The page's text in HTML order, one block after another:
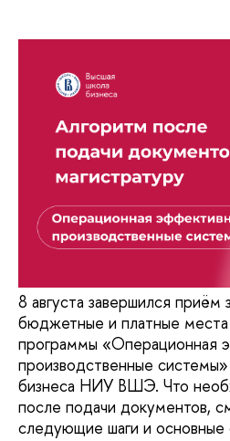
8 августа завершился приём
бюджетные и платные места
программы «Операционная
производственные
бизнеса НИУ ВШЭ. Что
после подачи документов,
следующие шаги и основные